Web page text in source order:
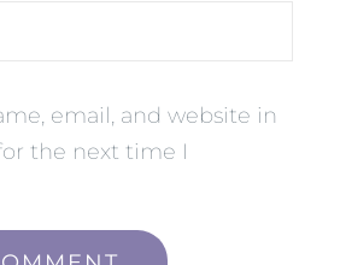
email, and website in
the next time I